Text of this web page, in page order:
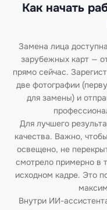
Как начать
Замена лица
зарубежных карт —
прямо сейчас.
две фотографии
для замены) и
Для лучшего
качества. Важно,
освещено, не
смотрело примерно в
исходном кадре. Это
Внутри ИИ-